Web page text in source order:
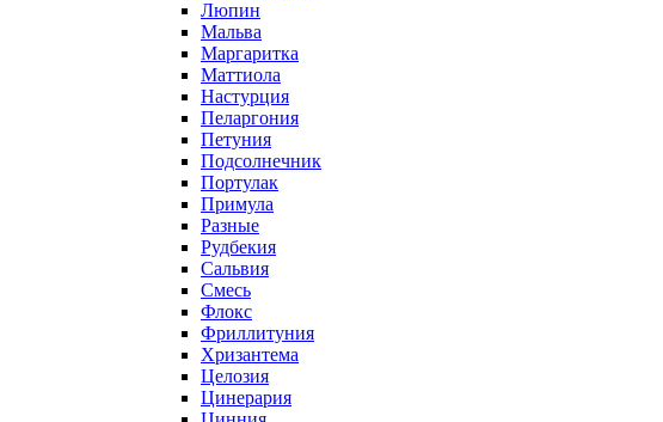
Люпин
Мальва
Маргаритка
Маттиола
Настурция
Пеларгония
Петуния
Подсолнечник
Портулак
Примула
Разные
Рудбекия
Сальвия
Смесь
Флокс
Фриллитуния
Хризантема
Целозия
Цинерария